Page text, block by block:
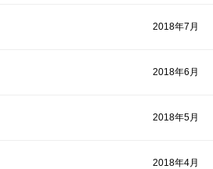
2018年7月
2018年6月
2018年5月
2018年4月